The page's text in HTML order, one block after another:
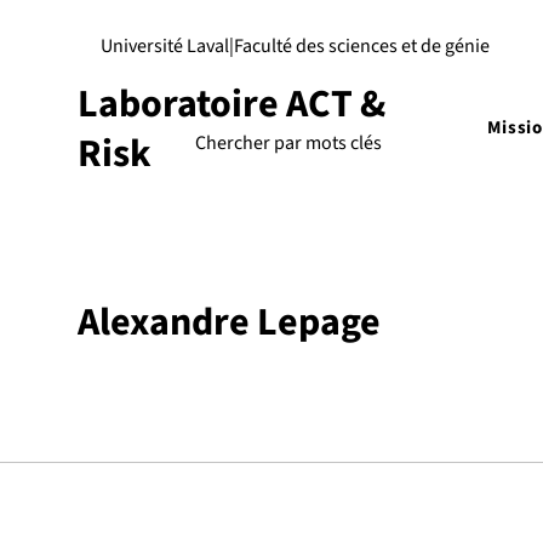
Laboratoire ACT &
Risk
|
Université Laval Faculté des sciences et de génie
Alexandre Lepage